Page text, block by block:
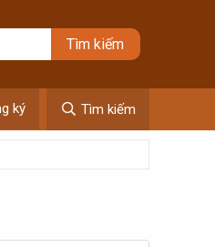
ký Tìm kiếm